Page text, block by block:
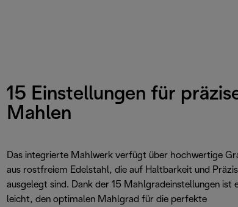
15 Einstellungen für
Mahlen
Das integrierte Mahlwerk verfügt über hochwertige
aus rostfreiem Edelstahl, die auf Haltbarkeit und
ausgelegt sind. Dank der 15 Mahlgradeinstellungen ist
leicht, den optimalen Mahlgrad für die perfekte